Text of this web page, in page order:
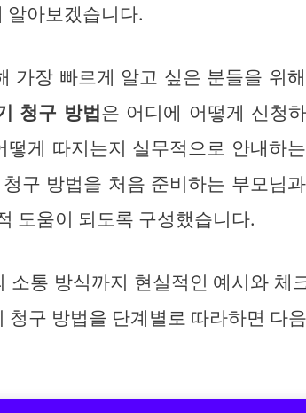
알아보겠습니다.
가장 빠르게 알고 싶은 분들을 위
청구 방법은 어디에 어떻게 신청
게 따지는지 실무적으로 안내하
구 방법을 처음 준비하는 부모님
도움이 되도록 구성했습니다.
통 방식까지 현실적인 예시와 체
구 방법을 단계별로 따라하면 다